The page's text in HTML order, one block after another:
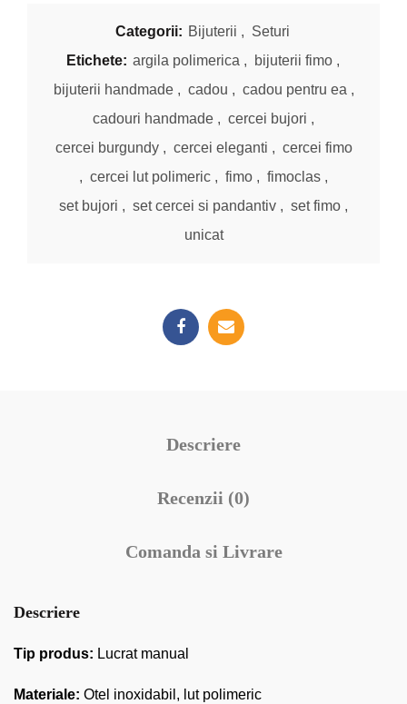
Categorii: Bijuterii , Seturi
Etichete: argila polimerica , bijuterii fimo ,
bijuterii handmade , cadou , cadou pentru ea ,
cadouri handmade , cercei bujori ,
cercei burgundy , cercei eleganti , cercei fimo
, cercei lut polimeric , fimo , fimoclas ,
set bujori , set cercei si pandantiv , set fimo ,
unicat
Descriere
Recenzii (0)
Comanda si Livrare
Descriere
Tip produs: Lucrat manual
Materiale: Otel inoxidabil, lut polimeric